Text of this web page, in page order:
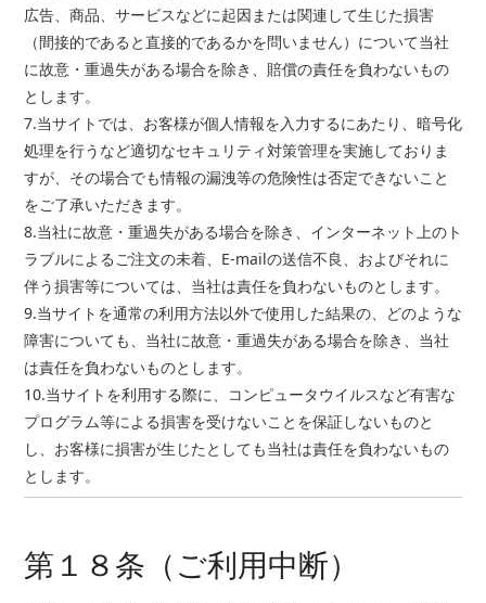
広告、商品、サービスなどに起因または関連して生じた損害
（間接的であると直接的であるかを問いません）について当社
に故意・重過失がある場合を除き、賠償の責任を負わないもの
とします。
7.当サイトでは、お客様が個人情報を入力するにあたり、暗号化
処理を行うなど適切なセキュリティ対策管理を実施しておりま
すが、その場合でも情報の漏洩等の危険性は否定できないこと
をご了承いただきます。
8.当社に故意・重過失がある場合を除き、インターネット上のト
ラブルによるご注文の未着、E-mailの送信不良、およびそれに
伴う損害等については、当社は責任を負わないものとします。
9.当サイトを通常の利用方法以外で使用した結果の、どのような
障害についても、当社に故意・重過失がある場合を除き、当社
は責任を負わないものとします。
10.当サイトを利用する際に、コンピュータウイルスなど有害な
プログラム等による損害を受けないことを保証しないものと
し、お客様に損害が生じたとしても当社は責任を負わないもの
とします。
第１８条（ご利用中断）